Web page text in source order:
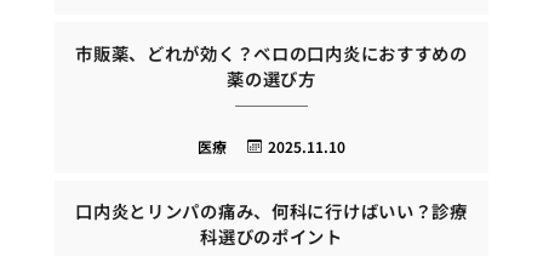
市販薬、どれが効く？ベロの口内炎におすすめの
薬の選び方
2025.11.10
医療
口内炎とリンパの痛み、何科に行けばいい？診療
科選びのポイント